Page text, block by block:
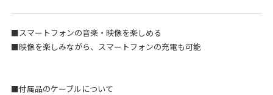
■スマートフォンの音楽・映像を楽しめる
■映像を楽しみながら、スマートフォンの充電も可能
■付属品のケーブルについて